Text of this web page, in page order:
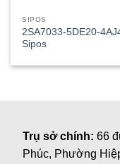
SIPOS
2SA7033-5DE20-
Sipos
Trụ sở chính:66
Phúc, Phường